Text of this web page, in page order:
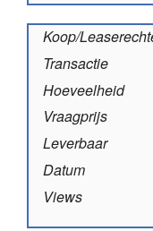
Koop/
Transactie
Hoeveelheid
Vraagprijs
Leverbaar
Datum
Views